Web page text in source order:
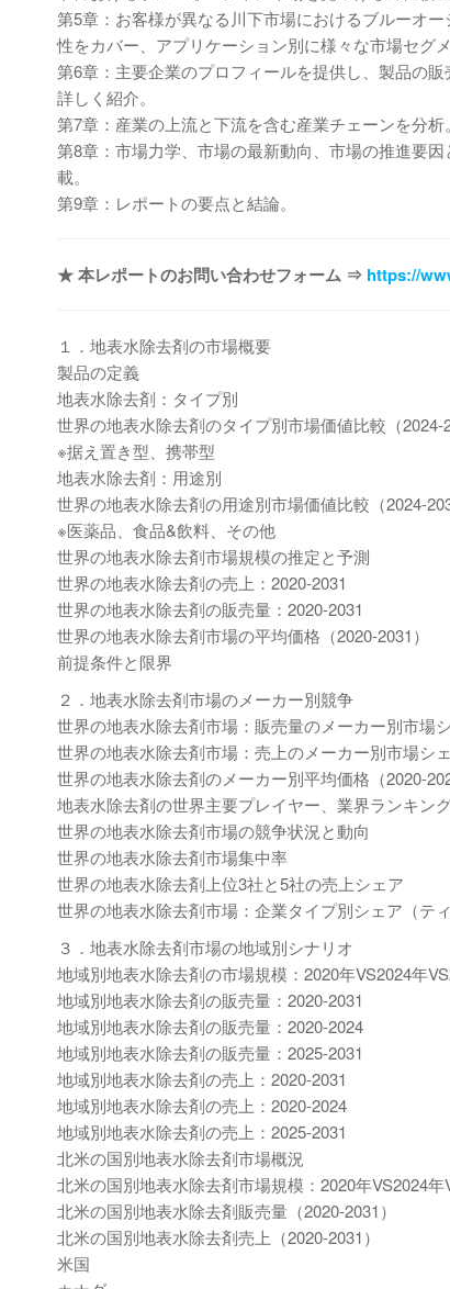
第5章：お客様が異なる川下市場におけるブルーオ
性をカバー、アプリケーション別に様々な市場セグ
第6章：主要企業のプロフィールを提供し、製品の
詳しく紹介。
第7章：産業の上流と下流を含む産業チェーンを分析。
第8章：市場力学、市場の最新動向、市場の推進要
載。
第9章：レポートの要点と結論。
★ 本レポートのお問い合わせフォーム ⇒ https://
１．地表水除去剤の市場概要
製品の定義
地表水除去剤：タイプ別
世界の地表水除去剤のタイプ別市場価値比較（2024-
※据え置き型、携帯型
地表水除去剤：用途別
世界の地表水除去剤の用途別市場価値比較（2024-
※医薬品、食品&飲料、その他
世界の地表水除去剤市場規模の推定と予測
世界の地表水除去剤の売上：2020-2031
世界の地表水除去剤の販売量：2020-2031
世界の地表水除去剤市場の平均価格（2020-2031）
前提条件と限界
２．地表水除去剤市場のメーカー別競争
世界の地表水除去剤市場：販売量のメーカー別市場シ
世界の地表水除去剤市場：売上のメーカー別市場シェ
世界の地表水除去剤のメーカー別平均価格（2020-
地表水除去剤の世界主要プレイヤー、業界ランキン
世界の地表水除去剤市場の競争状況と動向
世界の地表水除去剤市場集中率
世界の地表水除去剤上位3社と5社の売上シェア
世界の地表水除去剤市場：企業タイプ別シェア（テ
３．地表水除去剤市場の地域別シナリオ
地域別地表水除去剤の市場規模：2020年VS2024年
地域別地表水除去剤の販売量：2020-2031
地域別地表水除去剤の販売量：2020-2024
地域別地表水除去剤の販売量：2025-2031
地域別地表水除去剤の売上：2020-2031
地域別地表水除去剤の売上：2020-2024
地域別地表水除去剤の売上：2025-2031
北米の国別地表水除去剤市場概況
北米の国別地表水除去剤市場規模：2020年VS2024年
北米の国別地表水除去剤販売量（2020-2031）
北米の国別地表水除去剤売上（2020-2031）
米国